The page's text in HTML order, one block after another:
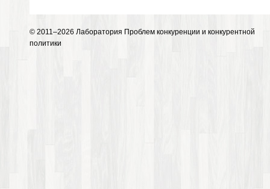
© 2011–2026 Лаборатория Проблем конкуренции и конкурентной
политики